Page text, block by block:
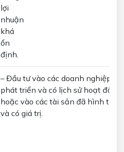
lợi
nhuận
khá
ổn
định.
– Đầu tư vào các doanh nghiệp đã
phát triển và có lịch sử hoạt động,
hoặc vào các tài sản đã hình
và có giá trị.